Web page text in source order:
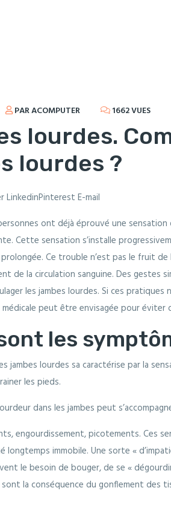
PAR ACOMPUTER 1662 VUES
lourdes.
lourdes ?
E-mail
ont déjà éprouvé une
Cette sensation s’installe
Ce trouble n’est pas le fruit de
de la circulation sanguine. Des gestes
les jambes lourdes. Si ces pratiques
peut être envisagée pour éviter
les
jambes lourdes sa caractérise par la
les pieds.
dans les jambes peut
engourdissement, picotements. Ces
longtemps immobile. Une sorte «
le besoin de bouger, de se «
la conséquence du gonflement des